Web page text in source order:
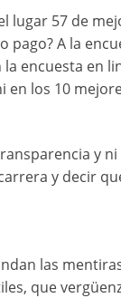
lugar 57 de
pago? A la
encuesta en
en los 10
y
y decir
las
que